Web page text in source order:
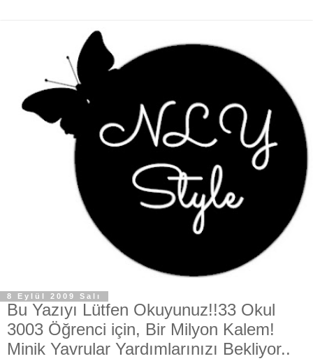
8 Eylül 2009 Salı
Bu Yazıyı Lütfen Okuyunuz!!33 Okul
3003 Öğrenci için, Bir Milyon Kalem!
Minik Yavrular Yardımlarınızı Bekliyor..